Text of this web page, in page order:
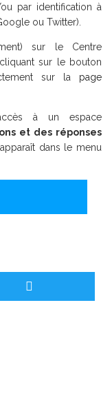
par identification à
ou Twitter).
sur le Centre
sur le bouton
sur la page
à un espace
et des réponses
dans le menu